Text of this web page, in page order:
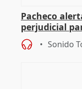
Pacheco
perjudicial
agricultura
Sonido